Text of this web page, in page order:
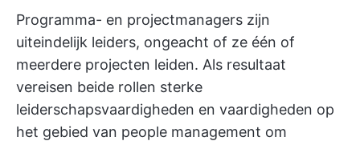
Programma- en projectmanagers zijn
uiteindelijk leiders, ongeacht of ze één of
meerdere projecten leiden. Als resultaat
vereisen beide rollen sterke
leiderschapsvaardigheden en vaardigheden op
het gebied van people management om